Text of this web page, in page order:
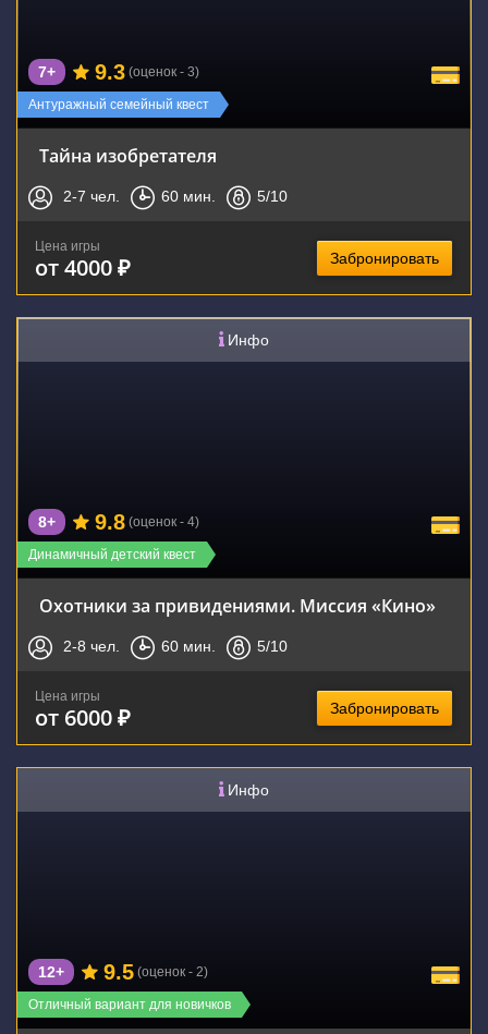
Антуражный семейный квест
7+ 9.3 (оценок - 3)
Тайна изобретателя
2-7 чел. 60 мин. 5/10
Цена игры
от 4000 ₽ Забронировать
Инфо
Динамичный детский квест
8+ 9.8 (оценок - 4)
Охотники за привидениями. Миссия «Кино»
2-8 чел. 60 мин. 5/10
Цена игры
от 6000 ₽ Забронировать
Инфо
Отличный вариант для новичков
12+ 9.5 (оценок - 2)